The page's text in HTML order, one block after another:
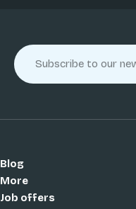
Blog
More
Job offers